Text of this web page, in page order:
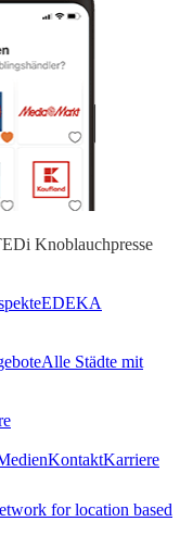
Knoblauchpresse
EDEKA
Alle Städte mit
KontaktKarriere
for location based